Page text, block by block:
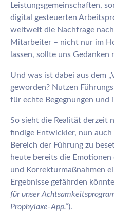
Leistungsgemeinschaften,
digital gesteuerten
weltweit die Nachfrage
Mitarbeiter – nicht nur im
lassen, sollte uns Gedanken
Und was ist dabei aus dem
geworden? Nutzen
für echte Begegnungen und
So sieht die Realität derzeit
findige Entwickler, nun
Bereich der Führung zu
heute bereits die
und Korrekturmaßnahmen
Ergebnisse gefährden
für unser
Prophylaxe-App.“).